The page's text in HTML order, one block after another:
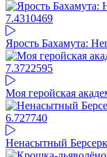
7.4310469
Ярость Бахамута:
7.3722595
Моя геройская
6.727740
Ненасытный Берсерк